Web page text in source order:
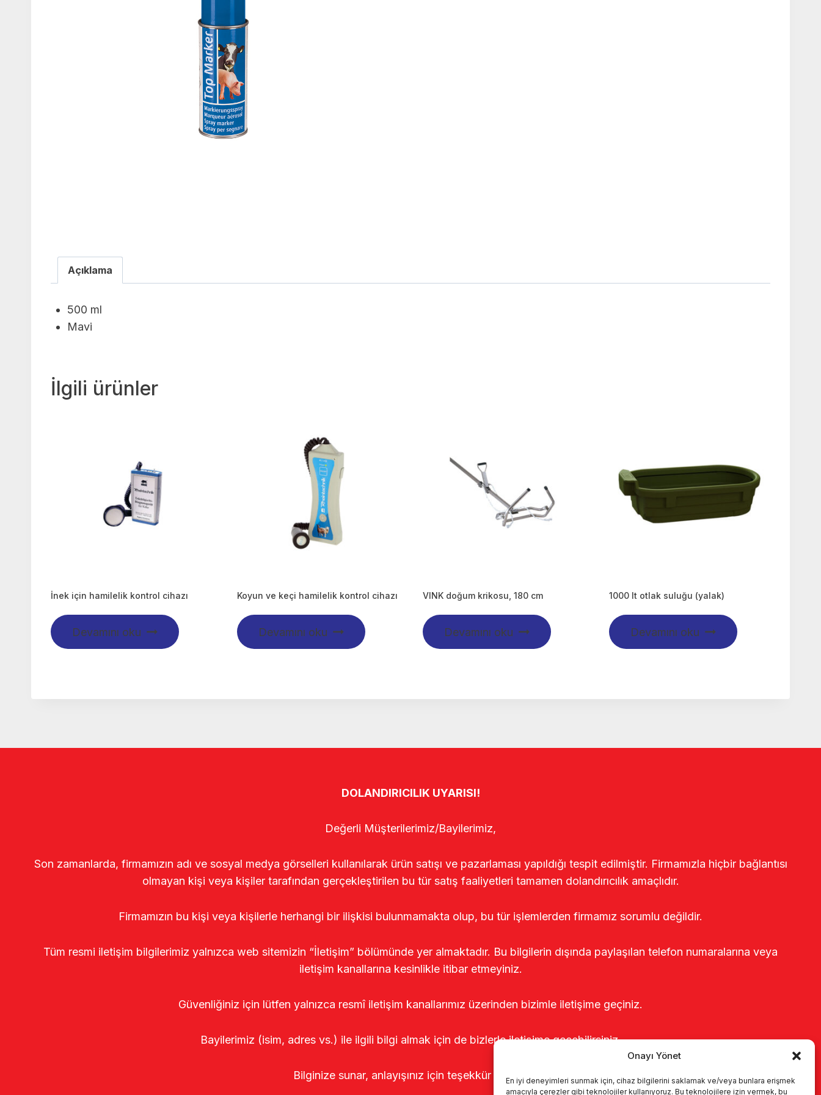
Onayı Yönet
En iyi deneyimleri sunmak için, cihaz bilgilerini saklamak ve/veya bunlara erişmek
amacıyla çerezler gibi teknolojiler kullanıyoruz. Bu teknolojilere izin vermek, bu
Açıklama
500 ml
Mavi
İlgili ürünler
İnek için hamilelik kontrol cihazı
Devamını oku
Koyun ve keçi hamilelik kontrol cihazı
Devamını oku
VINK doğum krikosu, 180 cm
Devamını oku
1000 lt otlak suluğu (yalak)
Devamını oku
DOLANDIRICILIK UYARISI!
Değerli Müşterilerimiz/Bayilerimiz,
Son zamanlarda, firmamızın adı ve sosyal medya görselleri kullanılarak ürün satışı ve pazarlaması yapıldığı tespit edilmiştir. Firmamızla hiçbir bağlantısı
olmayan kişi veya kişiler tarafından gerçekleştirilen bu tür satış faaliyetleri tamamen dolandırıcılık amaçlıdır.
Firmamızın bu kişi veya kişilerle herhangi bir ilişkisi bulunmamakta olup, bu tür işlemlerden firmamız sorumlu değildir.
Tüm resmi iletişim bilgilerimiz yalnızca web sitemizin “İletişim” bölümünde yer almaktadır. Bu bilgilerin dışında paylaşılan telefon numaralarına veya
iletişim kanallarına kesinlikle itibar etmeyiniz.
Güvenliğiniz için lütfen yalnızca resmî iletişim kanallarımız üzerinden bizimle iletişime geçiniz.
Bayilerimiz (isim, adres vs.) ile ilgili bilgi almak için de bizlerle iletişime geçebilirsiniz.
Bilginize sunar, anlayışınız için teşekkür ederiz.